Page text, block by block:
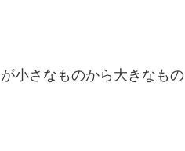
小さなものから大きなもの